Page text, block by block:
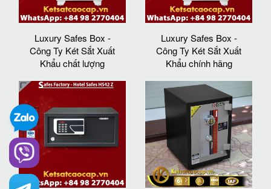
Luxury Safes Box -
Công Ty Két Sắt Xuất
Khẩu chất lượng
Luxury Safes Box -
Công Ty Két Sắt Xuất
Khẩu chính hãng